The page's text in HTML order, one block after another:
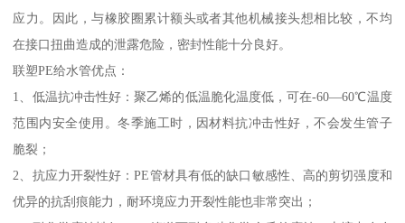
应力。因此，与橡胶圈累计额头或者其他机械接头想相比较，不均
在接口扭曲造成的泄露危险，密封性能十分良好。
联塑PE给水管优点：
1、低温抗冲击性好：聚乙烯的低温脆化温度低，可在-60—60℃温度
范围内安全使用。冬季施工时，因材料抗冲击性好，不会发生管子
脆裂；
2、抗应力开裂性好：PE管材具有低的缺口敏感性、高的剪切强度和
优异的抗刮痕能力，耐环境应力开裂性能也非常突出；